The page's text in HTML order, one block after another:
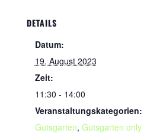
DETAILS
Datum:
19. August 2023
Zeit:
11:30 - 14:00
Veranstaltungskategorien:
Gutsgarten, Gutsgarten only